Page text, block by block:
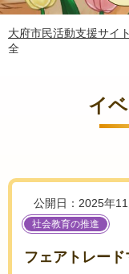
大府市民活動支援サイ
全
イ
公開日：2025年
社会教育の推進
フェアトレード